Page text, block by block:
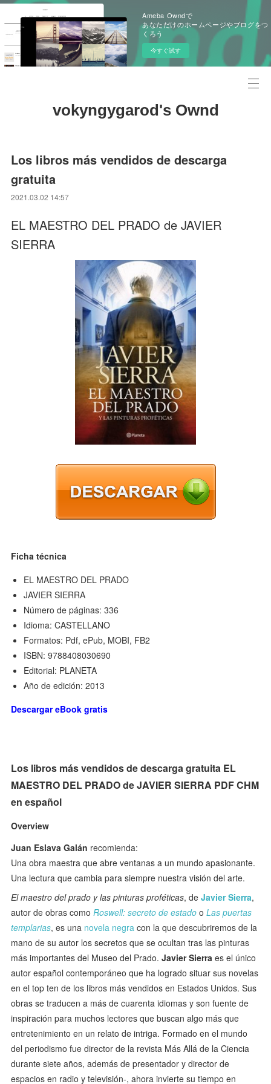
Ameba Owndで
あなただけのホームページやブログをつ
くろう
今すぐ試す
vokyngygarod's Ownd
Los libros más vendidos de descarga
gratuita
2021.03.02 14:57
EL MAESTRO DEL PRADO de JAVIER
SIERRA
Ficha técnica
EL MAESTRO DEL PRADO
JAVIER SIERRA
Número de páginas: 336
Idioma: CASTELLANO
Formatos: Pdf, ePub, MOBI, FB2
ISBN: 9788408030690
Editorial: PLANETA
Año de edición: 2013
Descargar eBook gratis
Los libros más vendidos de descarga gratuita EL
MAESTRO DEL PRADO de JAVIER SIERRA PDF CHM
en español
Overview
Juan Eslava Galán recomienda:
Una obra maestra que abre ventanas a un mundo apasionante.
Una lectura que cambia para siempre nuestra visión del arte.
El maestro del prado y las pinturas proféticas, deJavier Sierra,
autor de obras como Roswell: secreto de estado oLas puertas
templarias, es una novela negra con la que descubriremos de la
mano de su autor los secretos que se ocultan tras las pinturas
más importantes del Museo del Prado.Javier Sierra es el único
autor español contemporáneo que ha logrado situar sus novelas
en el top ten de los libros más vendidos en Estados Unidos. Sus
obras se traducen a más de cuarenta idiomas y son fuente de
inspiración para muchos lectores que buscan algo más que
entretenimiento en un relato de intriga. Formado en el mundo
del periodismo fue director de la revista Más Allá de la Ciencia
durante siete años, además de presentador y director de
espacios en radio y televisión-, ahora invierte su tiempo en